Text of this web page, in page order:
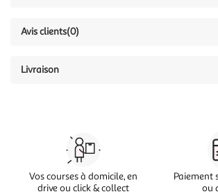
Avis clients(0)
Livraison
Vos courses à domicile, en
drive ou click & collect
Paiement
ou